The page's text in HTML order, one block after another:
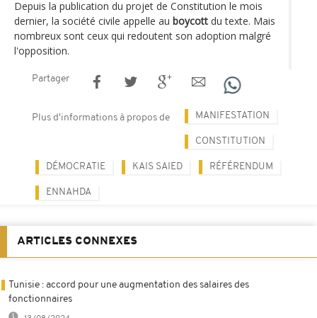
Depuis la publication du projet de Constitution le mois
dernier, la société civile appelle au boycott du texte. Mais
nombreux sont ceux qui redoutent son adoption malgré
l'opposition.
Partager
Plus d'informations à propos de MANIFESTATION
CONSTITUTION
DÉMOCRATIE KAIS SAIED RÉFÉRENDUM
ENNAHDA
ARTICLES CONNEXES
Tunisie : accord pour une augmentation des salaires des
fonctionnaires